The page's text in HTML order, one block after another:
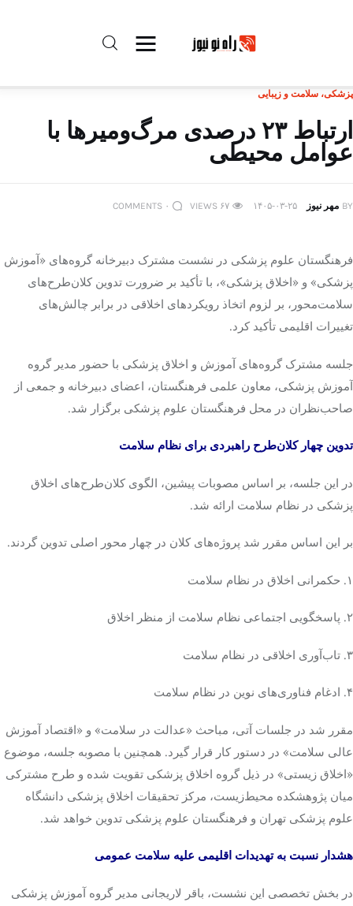
درباره راه‌ نو نیوز
قوانین بازنشر
تبلیغات راه نو نیوز
آوین دیلی
تک کده
پزشکی، سلامت و زیبایی
ارتباط ۲۳ درصدی مرگ‌ومیرها با
عوامل محیطی
BY مهر نیوز ۱۴۰۵-۰۳-۲۵ ۶۷ VIEWS ۰ COMMENTS
فرهنگستان علوم پزشکی در نشست مشترک دبیرخانه گروه‌های «آموزش
پزشکی» و «اخلاق پزشکی»، با تأکید بر ضرورت تدوین کلان‌طرح‌های
سلامت‌محور، بر لزوم اتخاذ رویکردهای اخلاقی در برابر چالش‌های
تغییرات اقلیمی تأکید کرد.
جلسه مشترک گروه‌های آموزش و اخلاق پزشکی با حضور مدیر گروه
آموزش پزشکی، معاون علمی فرهنگستان، اعضای دبیرخانه و جمعی از
صاحب‌نظران در محل فرهنگستان علوم پزشکی برگزار شد.
تدوین چهار کلان‌طرح راهبردی برای نظام سلامت
در این جلسه، بر اساس مصوبات پیشین، الگوی کلان‌طرح‌های اخلاق
پزشکی در نظام سلامت ارائه شد.
بر این اساس مقرر شد پروژه‌های کلان در چهار محور اصلی تدوین گردند.
۱. حکمرانی اخلاق در نظام سلامت
۲. پاسخگویی اجتماعی نظام سلامت از منظر اخلاق
۳. تاب‌آوری اخلاقی در نظام سلامت
۴. ادغام فناوری‌های نوین در نظام سلامت
مقرر شد در جلسات آتی، مباحث «عدالت در سلامت» و «اقتصاد آموزش
عالی سلامت» در دستور کار قرار گیرد. همچنین با مصوبه‌ جلسه، موضوع
«اخلاق زیستی» در ذیل گروه اخلاق پزشکی تقویت شده و طرح مشترکی
میان پژوهشکده محیط‌زیست، مرکز تحقیقات اخلاق پزشکی دانشگاه
علوم پزشکی تهران و فرهنگستان علوم پزشکی تدوین خواهد شد.
هشدار نسبت به تهدیدات اقلیمی علیه سلامت عمومی
در بخش تخصصی این نشست، باقر لاریجانی مدیر گروه آموزش پزشکی